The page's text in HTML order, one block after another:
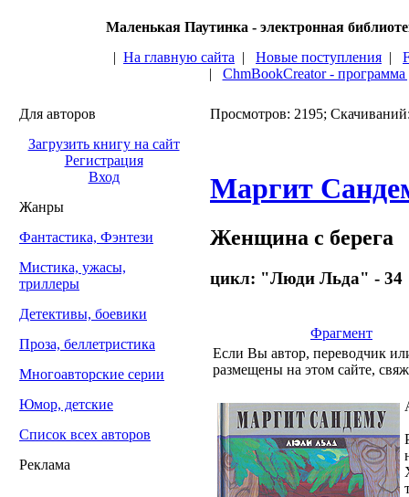
Маленькая Паутинка - электронная
| На главную сайта | Новые поступления |
| ChmBookCreator -
Для авторов
Загрузить книгу на сайт
Регистрация
Вход
Жанры
Фантастика, Фэнтези
Мистика, ужасы,
триллеры
Детективы, боевики
Проза, беллетристика
Многоавторские серии
Юмор, детские
Список всех авторов
Реклама
Просмотров: 2195;
Маргит
Женщина с берега
цикл: "Люди Льда" - 34
Фрагмент
Если Вы автор, переводчик
размещены на этом сайте,